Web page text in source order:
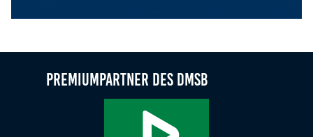
Premiumpartner des DMSB